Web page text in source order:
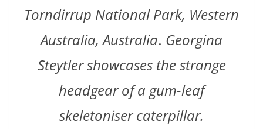
Torndirrup National Park, Western
Australia, Australia. Georgina
Steytler showcases the strange
headgear of a gum-leaf
skeletoniser caterpillar.